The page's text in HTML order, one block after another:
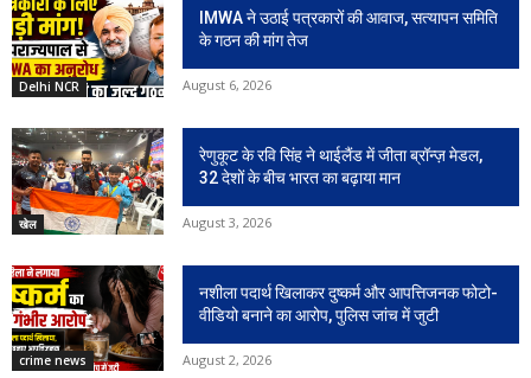
Delhi NCR
IMWA ने उठाई पत्रकारों की आवाज, सत्यापन समिति
के गठन की मांग तेज
August 6, 2026
खेल
रेणुकूट के रवि सिंह ने थाईलैंड में जीता ब्रॉन्ज़ मेडल,
32 देशों के बीच भारत का बढ़ाया मान
August 3, 2026
crime news
नशीला पदार्थ खिलाकर दुष्कर्म और आपत्तिजनक फोटो-
वीडियो बनाने का आरोप, पुलिस जांच में जुटी
August 2, 2026